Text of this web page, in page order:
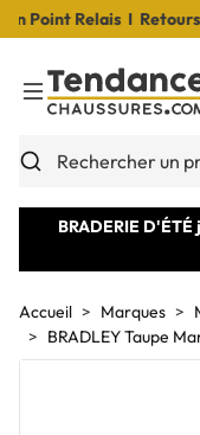
Point Relais I Retours
Toggle Menu
Rechercher un
BRADERIE
Accueil Marques
BRADLEY Taupe